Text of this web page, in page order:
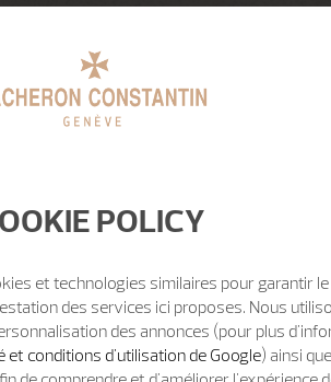
POLICY
et technologies similaires pour garantir
des services ici proposes. Nous
des annonces (pour plus
et conditions d'utilisation de Google) ainsi